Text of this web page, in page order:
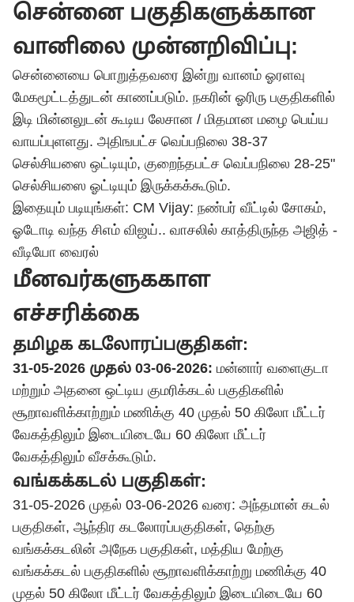
சென்னை பகுதிகளுக்கான
வானிலை முன்னறிவிப்பு:
சென்னையை பொறுத்தவரை இன்று வானம் ஓரளவு
மேகமூட்டத்துடன் காணப்படும். நகரின் ஓரிரு பகுதிகளில்
இடி மின்னலுடன் கூடிய லேசான / மிதமான மழை பெய்ய
வாயப்புளளது. அதிஙபட்ச வெப்பநிலை 38-37
செல்சியஸை ஒட்டியும், குறைந்தபட்ச வெப்பநிலை 28-25"
செல்சியஸை ஓட்டியும் இருக்கக்கூடும்.
இதையும் படியுங்கள்: CM Vijay: நண்பர் வீட்டில் சோகம்,
ஓடோடி வந்த சிஎம் விஜய்.. வாசலில் காத்திருந்த அஜித் -
வீடியோ வைரல்
மீனவர்களுககாள
எச்சரிக்கை
தமிழக கடலோரப்பகுதிகள்:
31-05-2026 முதல் 03-06-2026: மன்னார் வளைகுடா
மற்றும் அதனை ஒட்டிய குமரிக்கடல் பகுதிகளில்
சூறாவளிக்காற்றும் மணிக்கு 40 முதல் 50 கிலோ மீட்டர்
வேகத்திலும் இடையிடையே 60 கிலோ மீட்டர்
வேகத்திலும் வீசக்கூடும்.
வங்கக்கடல் பகுதிகள்:
31-05-2026 முதல் 03-06-2026 வரை: அந்தமான் கடல்
பகுதிகள், ஆந்திர கடலோரப்பகுதிகள், தெற்கு
வங்கக்கடலின் அநேக பகுதிகள், மத்திய மேற்கு
வங்கக்கடல் பகுதிகளில் சூறாவளிக்காற்று மணிக்கு 40
முதல் 50 கிலோ மீட்டர் வேகத்திலும் இடையிடையே 60